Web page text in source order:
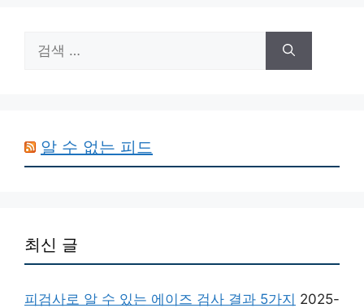
색:
알 수 없는 피드
최신 글
피검사로 알 수 있는 에이즈 검사 결과 5가지 2025-